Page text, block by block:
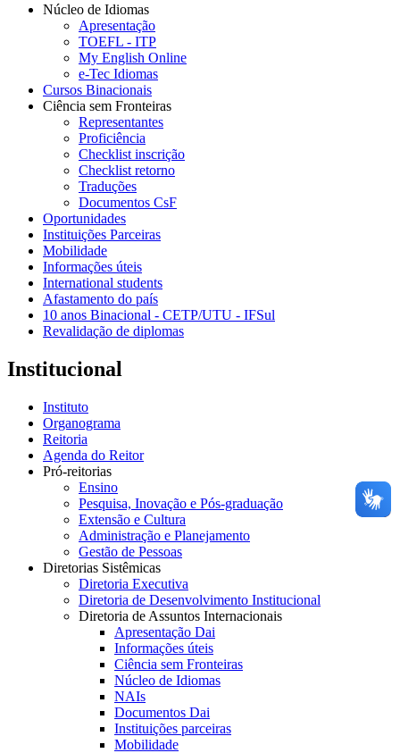
Núcleo de Idiomas
Apresentação
TOEFL - ITP
My English Online
e-Tec Idiomas
Cursos Binacionais
Ciência sem Fronteiras
Representantes
Proficiência
Checklist inscrição
Checklist retorno
Traduções
Documentos CsF
Oportunidades
Instituições Parceiras
Mobilidade
Informações úteis
International students
Afastamento do país
10 anos Binacional - CETP/UTU - IFSul
Revalidação de diplomas
Institucional
Instituto
Organograma
Reitoria
Agenda do Reitor
Pró-reitorias
Ensino
Pesquisa, Inovação e Pós-graduação
Extensão e Cultura
Administração e Planejamento
Gestão de Pessoas
Diretorias Sistêmicas
Diretoria Executiva
Diretoria de Desenvolvimento Institucional
Diretoria de Assuntos Internacionais
Apresentação Dai
Informações úteis
Ciência sem Fronteiras
Núcleo de Idiomas
NAIs
Documentos Dai
Instituições parceiras
Mobilidade